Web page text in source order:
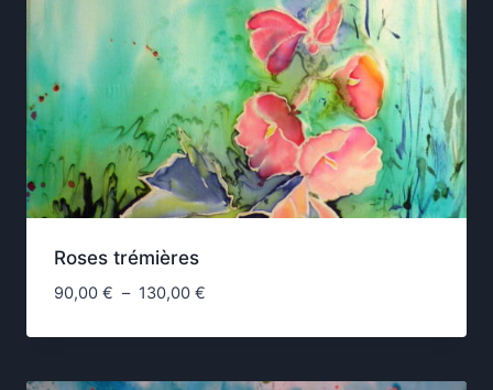
Roses trémières
90,00 € – 130,00 €Plage
prix :